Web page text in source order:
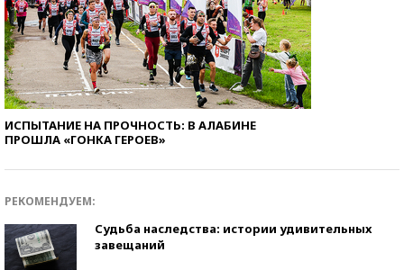
ИСПЫТАНИЕ НА ПРОЧНОСТЬ: В АЛАБИНЕ
ПРОШЛА «ГОНКА ГЕРОЕВ»
РЕКОМЕНДУЕМ:
Судьба наследства: истории удивительных
завещаний